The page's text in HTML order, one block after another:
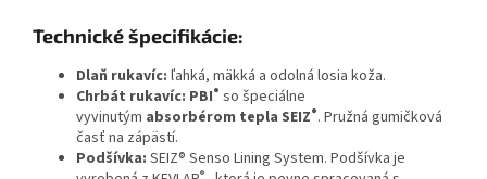
Technické špecifikácie:
Dlaň rukavíc: ľahká, mäkká a odolná losia koža.
Chrbát rukavíc: PBI® so špeciálne
vyvinutým absorbérom tepla SEIZ®. Pružná gumičková
časť na zápästí.
Podšívka: SEIZ® Senso Lining System. Podšívka je
®